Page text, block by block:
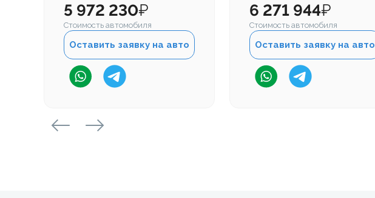
5 972 230₽
Стоимость автомобиля
Оставить заявку на авто
6 271 944₽
Стоимость автомобиля
Оставить заявку на авто